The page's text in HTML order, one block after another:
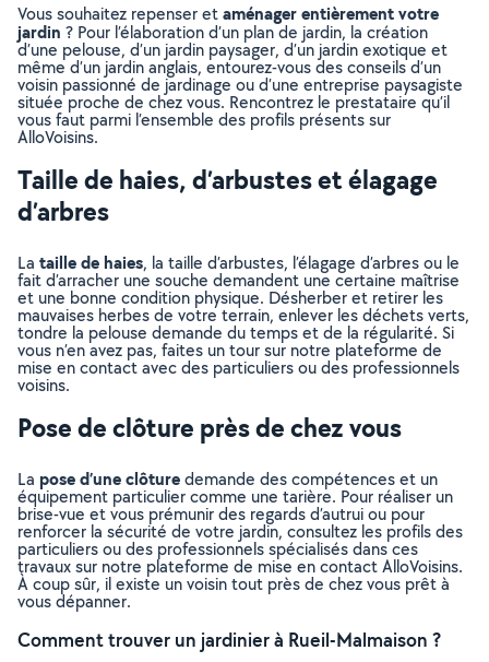
Vous souhaitez repenser etaménager entièrement votre
jardin ? Pour l’élaboration d’un plan de jardin, la création
d’une pelouse, d’un jardin paysager, d’un jardin exotique et
même d’un jardin anglais, entourez-vous des conseils d’un
voisin passionné de jardinage ou d’une entreprise paysagiste
située proche de chez vous. Rencontrez le prestataire qu’il
vous faut parmi l’ensemble des profils présents sur
AlloVoisins.
Taille de haies, d’arbustes et élagage
d’arbres
La taille de haies, la taille d’arbustes, l’élagage d’arbres ou le
fait d’arracher une souche demandent une certaine maîtrise
et une bonne condition physique. Désherber et retirer les
mauvaises herbes de votre terrain, enlever les déchets verts,
tondre la pelouse demande du temps et de la régularité. Si
vous n’en avez pas, faites un tour sur notre plateforme de
mise en contact avec des particuliers ou des professionnels
voisins.
Pose de clôture près de chez vous
La pose d’une clôturedemande des compétences et un
équipement particulier comme une tarière. Pour réaliser un
brise-vue et vous prémunir des regards d’autrui ou pour
renforcer la sécurité de votre jardin, consultez les profils des
particuliers ou des professionnels spécialisés dans ces
travaux sur notre plateforme de mise en contact AlloVoisins.
À coup sûr, il existe un voisin tout près de chez vous prêt à
vous dépanner.
Comment trouver un jardinier à Rueil-Malmaison ?